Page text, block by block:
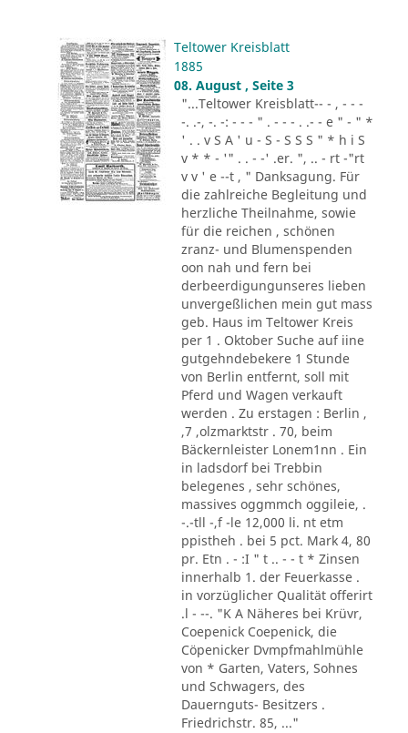
Teltower Kreisblatt
1885
08. August , Seite 3
"...Teltower Kreisblatt-- - , - - -
-. .-, -. -: - - - " . - - - . .- - e " - " *
' . . v S A ' u - S - S S S " * h i S
v * * - '" . . - -' .er. ", .. - rt -"rt
v v ' e --t , " Danksagung. Für
die zahlreiche Begleitung und
herzliche Theilnahme, sowie
für die reichen , schönen
zranz- und Blumenspenden
oon nah und fern bei
derbeerdigungunseres lieben
unvergeßlichen mein gut mass
geb. Haus im Teltower Kreis
per 1 . Oktober Suche auf iine
gutgehndebekere 1 Stunde
von Berlin entfernt, soll mit
Pferd und Wagen verkauft
werden . Zu erstagen : Berlin ,
,7 ,olzmarktstr . 70, beim
Bäckernleister Lonem1nn . Ein
in ladsdorf bei Trebbin
belegenes , sehr schönes,
massives oggmmch oggileie, .
-.-tll -,f -le 12,000 li. nt etm
ppistheh . bei 5 pct. Mark 4, 80
pr. Etn . - :I " t .. - - t * Zinsen
innerhalb 1. der Feuerkasse .
in vorzüglicher Qualität offerirt
.l - --. "K A Näheres bei Krüvr,
Coepenick Coepenick, die
Cöpenicker Dvmpfmahlmühle
von * Garten, Vaters, Sohnes
und Schwagers, des
Dauernguts- Besitzers .
Friedrichstr. 85, ..."